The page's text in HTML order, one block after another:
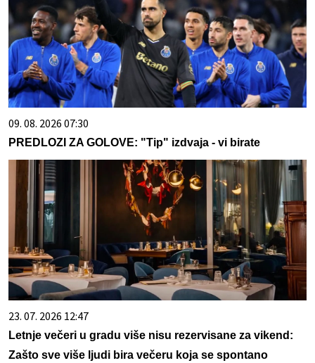
09. 08. 2026 07:30
PREDLOZI ZA GOLOVE: "Tip" izdvaja - vi birate
23. 07. 2026 12:47
Letnje večeri u gradu više nisu rezervisane za vikend:
Zašto sve više ljudi bira večeru koja se spontano